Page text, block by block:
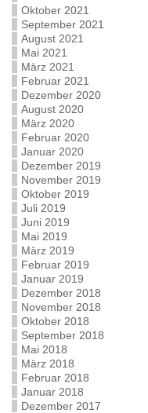
Oktober 2021
September 2021
August 2021
Mai 2021
März 2021
Februar 2021
Dezember 2020
August 2020
März 2020
Februar 2020
Januar 2020
Dezember 2019
November 2019
Oktober 2019
Juli 2019
Juni 2019
Mai 2019
März 2019
Februar 2019
Januar 2019
Dezember 2018
November 2018
Oktober 2018
September 2018
Mai 2018
März 2018
Februar 2018
Januar 2018
Dezember 2017